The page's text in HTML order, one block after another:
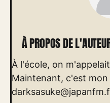
À PROPOS DE
À l'école, on
Maintenant, c'est mon